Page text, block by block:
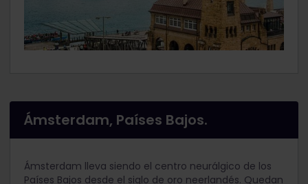
Ámsterdam, Países Bajos.
Ámsterdam lleva siendo el centro neurálgico de los
Países Bajos desde el siglo de oro neerlandés. Quedan